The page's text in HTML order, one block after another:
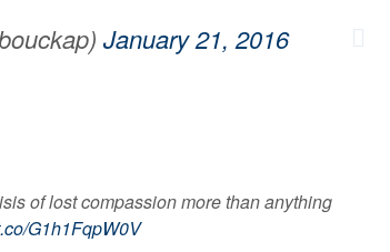
January 21, 2016
of lost compassion more than anything
G1h1FqpW0V